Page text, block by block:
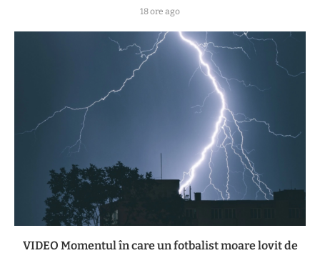
18 ore ago
VIDEO Momentul în care un fotbalist moare lovit de